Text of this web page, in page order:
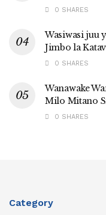
0 SHARES
Wasiwasi juu
Jimbo la
0 SHARES
Wanawake
Milo Mitano
0 SHARES
Category